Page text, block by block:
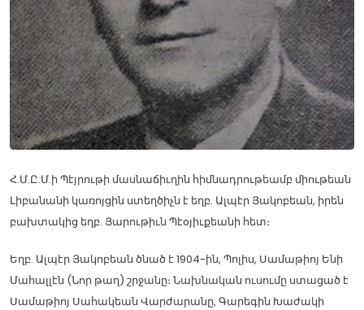
Հ.Մ.Ը.Մ.ի Պէյրութի մասնաճիւղին հիմնադրութեամբ միութեան
Լիբանանի կառոյցին ստեղծիչն է եղբ. Ալպէր Յակոբեան, իրեն
բախտակից եղբ. Յարութիւն Պէօյիւքեանի հետ։
Եղբ. Ալպէր Յակոբեան ծնած է 1904-ին, Պոլիս, Սամաթիոյ Ենի
Մահալլէն (Նոր թաղ) շրջանը։ Նախնական ուսումը ստացած է
Սամաթիոյ Սահակեան Վարժարանը, Գարեգին Խաժակի